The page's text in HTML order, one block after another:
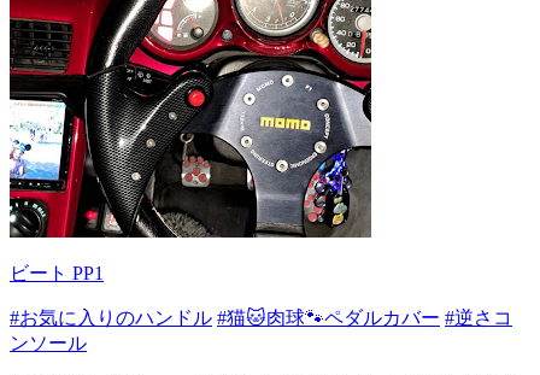
ビート PP1
#お気に入りのハンドル #猫🐱肉球🐾ペダルカバー #逆さコ
ンソール